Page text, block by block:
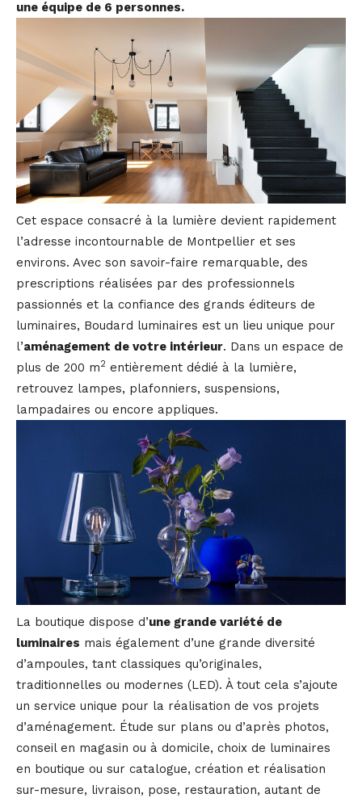
une équipe de 6 personnes.
Cet espace consacré à la lumière devient rapidement
l’adresse incontournable de Montpellier et ses
environs. Avec son savoir-faire remarquable, des
prescriptions réalisées par des professionnels
passionnés et la confiance des grands éditeurs de
luminaires, Boudard luminaires est un lieu unique pour
l’aménagement de votre intérieur. Dans un espace de
plus de 200 m2 entièrement dédié à la lumière,
retrouvez lampes, plafonniers, suspensions,
lampadaires ou encore appliques.
La boutique dispose d’une grande variété de
luminaires mais également d’une grande diversité
d’ampoules, tant classiques qu’originales,
traditionnelles ou modernes (LED). À tout cela s’ajoute
un service unique pour la réalisation de vos projets
d’aménagement. Étude sur plans ou d’après photos,
conseil en magasin ou à domicile, choix de luminaires
en boutique ou sur catalogue, création et réalisation
sur-mesure, livraison, pose, restauration, autant de